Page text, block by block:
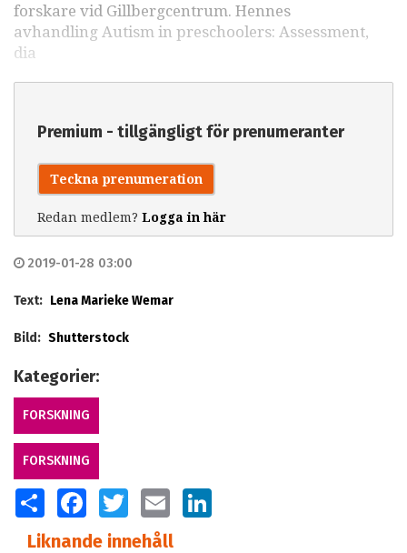
forskare vid Gillbergcentrum. Hennes
avhandling Autism in preschoolers: Assessment,
dia
Premium - tillgängligt för prenumeranter
Teckna prenumeration
Redan medlem? Logga in här
2019-01-28 03:00
Text: Lena Marieke Wemar
Bild: Shutterstock
Kategorier:
FORSKNING
FORSKNING
SHARE FACEBOOKTWITTER EMAIL
Liknande innehåll